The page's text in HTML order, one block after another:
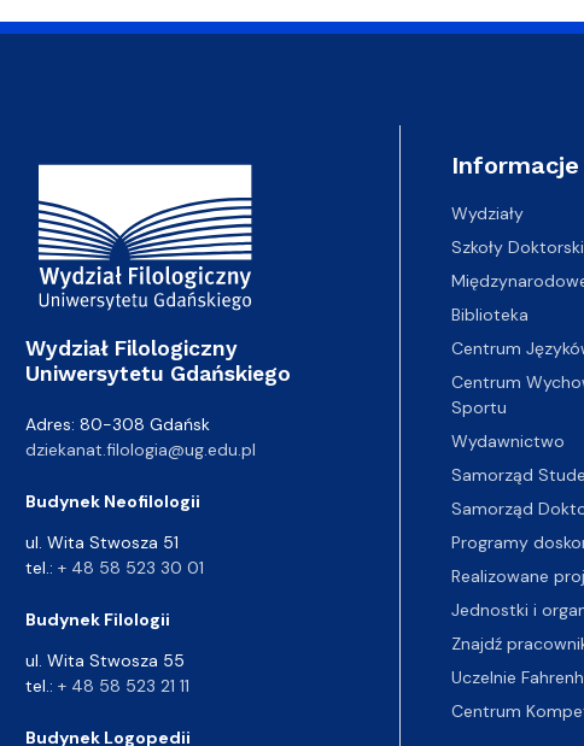
Adres Wydziału
Wydział Filologiczny
Uniwersytetu Gdańskiego
Adres: 80-308 Gdańsk
dziekanat.filologia@ug.edu.pl
Budynek Neofilologii
ul. Wita Stwosza 51
tel.: + 48 58 523 30 01
Budynek Filologii
ul. Wita Stwosza 55
tel.: + 48 58 523 21 11
Budynek Logopedii
Informacje
Wydziały
Szkoły
Biblioteka
Centrum
Centrum
Sportu
Wydawnictwo
Samorząd
Samorząd
Programy
Realizowane
Jednostki i
Znajdź
Uczelnie
Centrum